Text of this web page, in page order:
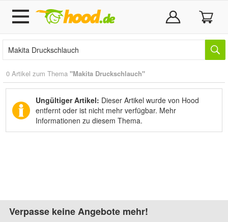
0 Artikel zum Thema "Makita Druckschlauch"
Ungültiger Artikel: Dieser Artikel wurde von Hood
entfernt oder ist nicht mehr verfügbar. Mehr
Informationen zu diesem Thema.
Verpasse keine Angebote mehr!